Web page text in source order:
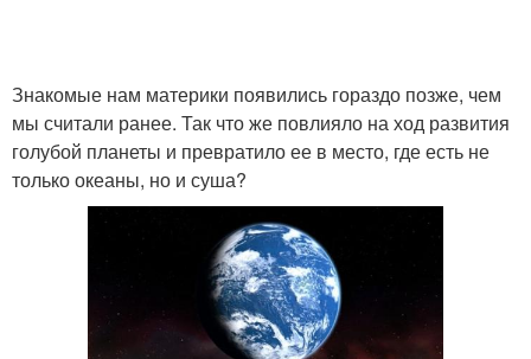
Знакомые нам материки появились гораздо позже, чем
мы считали ранее. Так что же повлияло на ход развития
голубой планеты и превратило ее в место, где есть не
только океаны, но и суша?